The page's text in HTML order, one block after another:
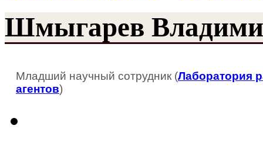
Шмыгарев
Младший научный сотрудник (Лаборатория
агентов)